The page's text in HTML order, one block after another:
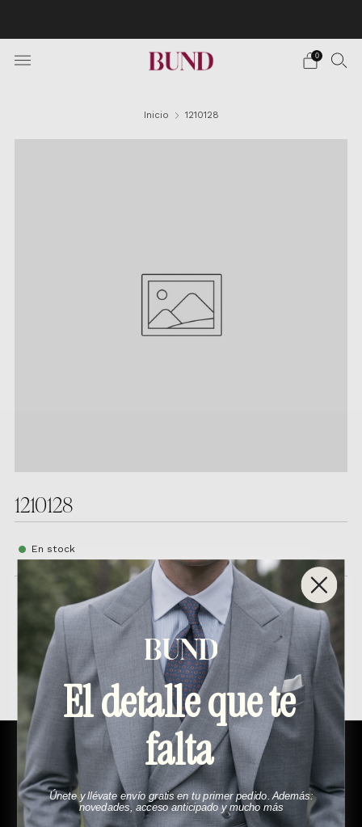
0
Inicio 1210128
1210128
En stock
Productos relacionados
Menú
Esto es Bund
Cómo funciona
El detalle que te
falta
Únete y llévate envío gratis en tu primer pedido. Además:
novedades, acceso anticipado y mucho más